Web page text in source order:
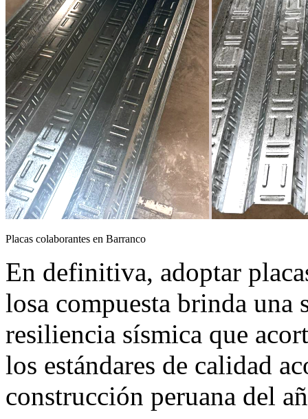
Placas colaborantes en Barranco
En definitiva, adoptar
losa compuesta brinda
resiliencia sísmica que
los estándares de calidad
construcción peruana del